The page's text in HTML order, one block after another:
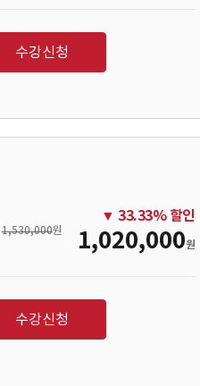
수강신청
1,530,000원
▼33.33% 할인
1,020,000원
수강신청